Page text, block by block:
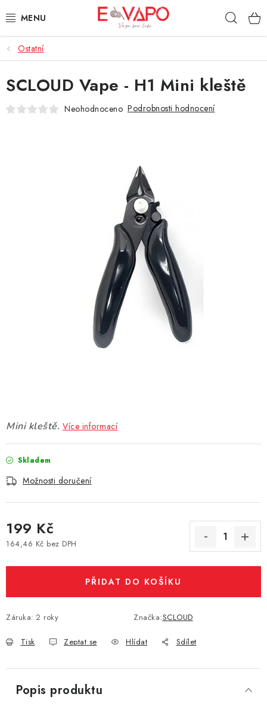
na
3D TISK
TIPY ZA DOBROU CENU
AROMATA A PŘÍCHUTĚ
ATOMIZÉRY A CARTRIDGE
JEDNORÁZOVÉ A DOBÍJECÍ E-CIGARETY
NIKOTINOVÝ FILM
PŘÍSLUŠENSTVÍ
Vše o nákupu
Recenze
Kontakty
Prodejny Volná místa
Ostatní
Mini kleště. Více informací
Skladem
Možnosti doručení
199 Kč
164,46 Kč bez DPH
PŘIDAT DO KOŠÍKU
Záruka: 2 roky Značka:SCLOUD
Tisk Zeptat se Hlídat Sdílet
SCLOUD Vape - H1 Mini kleště
Neohodnoceno Podrobnosti hodnocení
Popis produktu